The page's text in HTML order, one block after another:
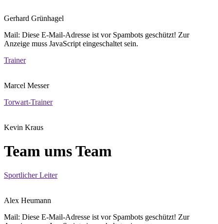
Gerhard Grünhagel
Mail: Diese E-Mail-Adresse ist vor Spambots geschützt! Zur
Anzeige muss JavaScript eingeschaltet sein.
Trainer
Marcel Messer
Torwart-Trainer
Kevin Kraus
Team ums Team
Sportlicher Leiter
Alex Heumann
Mail: Diese E-Mail-Adresse ist vor Spambots geschützt! Zur